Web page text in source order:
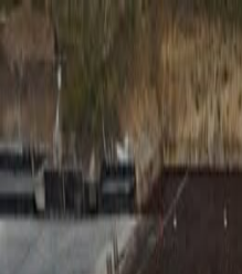
RADIO SOMEȘ
Categorii
EmisiuniPodcastIstoric melodii